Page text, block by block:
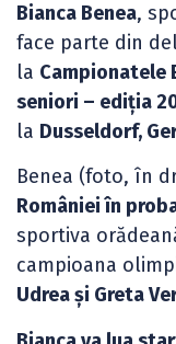
Bianca Benea,
face parte din
la Campionatele
seniori – ediția
la Dusseldorf,
Benea (foto, în
României în
sportiva
campioana
Udrea și Greta